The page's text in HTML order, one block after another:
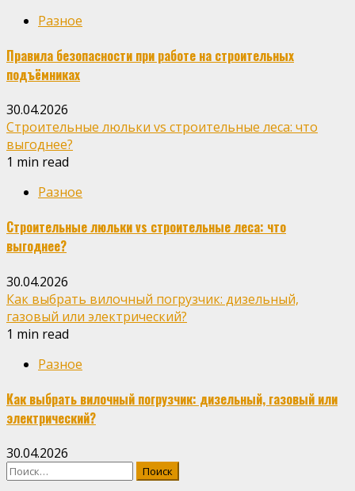
Разное
Правила безопасности при работе на строительных
подъёмниках
30.04.2026
Строительные люльки vs строительные леса: что
выгоднее?
1 min read
Разное
Строительные люльки vs строительные леса: что
выгоднее?
30.04.2026
Как выбрать вилочный погрузчик: дизельный,
газовый или электрический?
1 min read
Разное
Как выбрать вилочный погрузчик: дизельный, газовый или
электрический?
30.04.2026
Найти: